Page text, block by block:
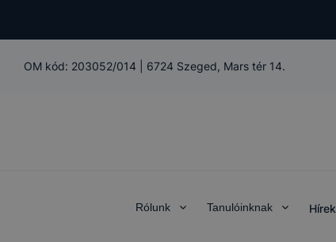
OM kód: 203052/014 6724 Szeged, Mars tér 14.
Rólunk Tanulóinknak Hírek